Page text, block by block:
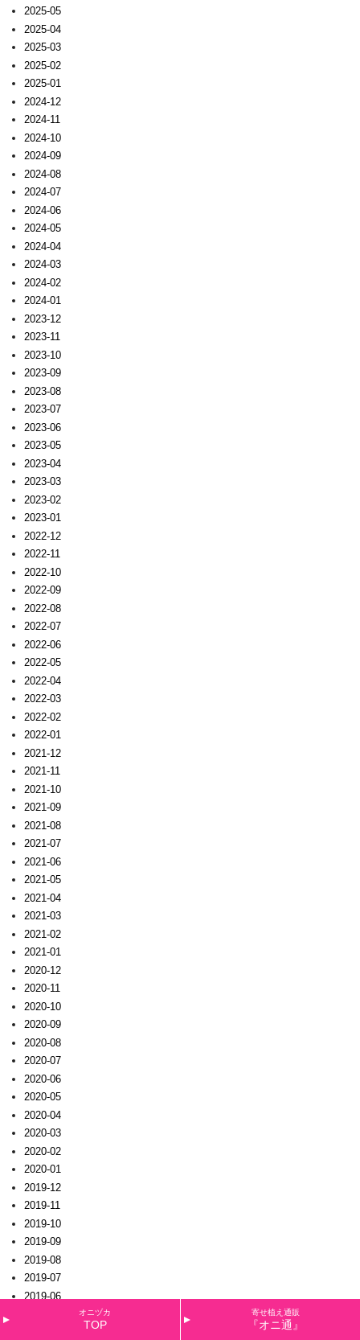
2025-05
2025-04
2025-03
2025-02
2025-01
2024-12
2024-11
2024-10
2024-09
2024-08
2024-07
2024-06
2024-05
2024-04
2024-03
2024-02
2024-01
2023-12
2023-11
2023-10
2023-09
2023-08
2023-07
2023-06
2023-05
2023-04
2023-03
2023-02
2023-01
2022-12
2022-11
2022-10
2022-09
2022-08
2022-07
2022-06
2022-05
2022-04
2022-03
2022-02
2022-01
2021-12
2021-11
2021-10
2021-09
2021-08
2021-07
2021-06
2021-05
2021-04
2021-03
2021-02
2021-01
2020-12
2020-11
2020-10
2020-09
2020-08
2020-07
2020-06
2020-05
2020-04
2020-03
2020-02
2020-01
2019-12
2019-11
2019-10
2019-09
2019-08
2019-07
2019-06
オニヅカ
TOP
寄せ植え通販
『オニ通』